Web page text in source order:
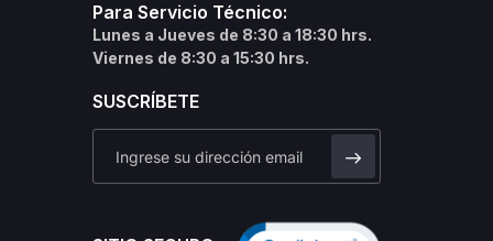
Para Servicio Técnico:
Lunes a Jueves de 8:30 a 18:30 hrs.
Viernes de 8:30 a 15:30 hrs.
SUSCRÍBETE